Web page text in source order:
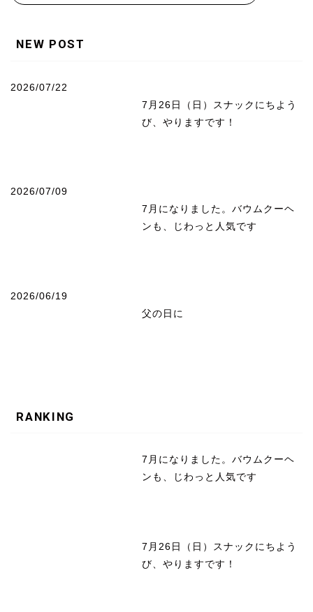
NEW POST
2026/07/22
7月26日（日）スナックにちよう
び、やりますです！
2026/07/09
7月になりました。バウムクーヘ
ンも、じわっと人気です
2026/06/19
父の日に
RANKING
7月になりました。バウムクーヘ
ンも、じわっと人気です
7月26日（日）スナックにちよう
び、やりますです！